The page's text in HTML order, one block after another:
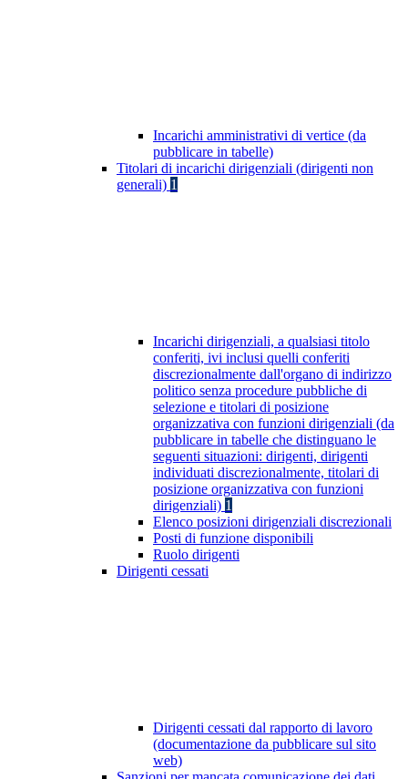
Incarichi amministrativi di vertice (da
pubblicare in tabelle)
Titolari di incarichi dirigenziali (dirigenti non
generali) 1
Incarichi dirigenziali, a qualsiasi titolo
conferiti, ivi inclusi quelli conferiti
discrezionalmente dall'organo di indirizzo
politico senza procedure pubbliche di
selezione e titolari di posizione
organizzativa con funzioni dirigenziali (da
pubblicare in tabelle che distinguano le
seguenti situazioni: dirigenti, dirigenti
individuati discrezionalmente, titolari di
posizione organizzativa con funzioni
dirigenziali) 1
Elenco posizioni dirigenziali discrezionali
Posti di funzione disponibili
Ruolo dirigenti
Dirigenti cessati
Dirigenti cessati dal rapporto di lavoro
(documentazione da pubblicare sul sito
web)